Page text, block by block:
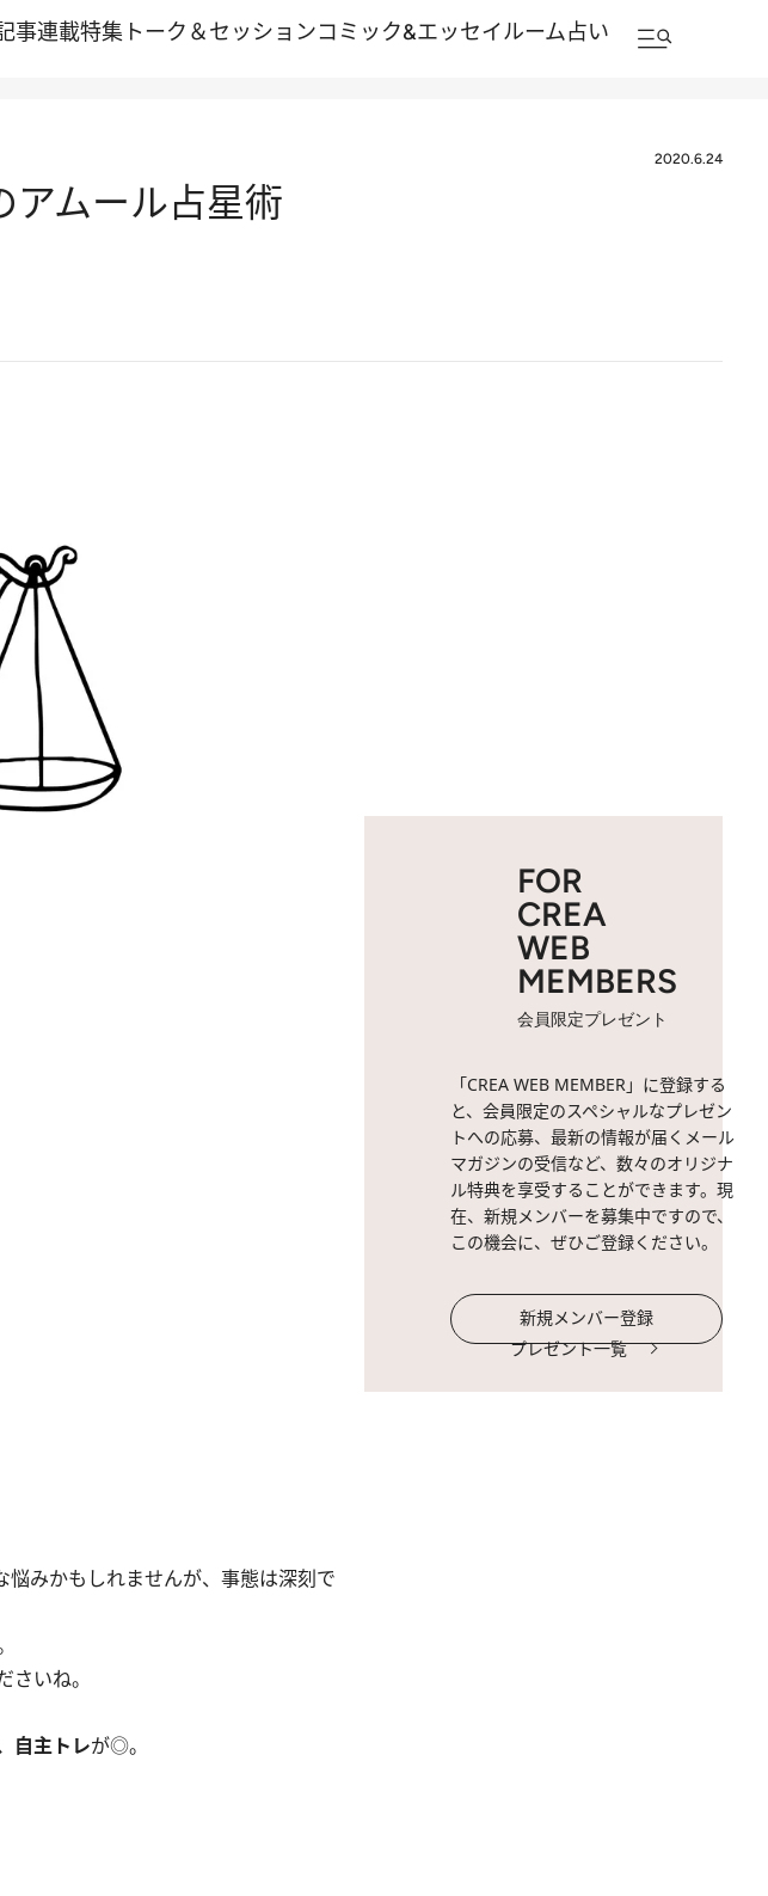
事連載特集 トーク＆セッションコミック&エッセイルーム占い
2020.6.24
アムール占星術
みかもしれませんが、事態は深刻で
いね。
自主トレが◎。
FOR
CREA
WEB
MEMBERS
会員限定プレゼント
「CREA WEB MEMBER」に登録する
と、会員限定のスペシャルなプレゼン
トへの応募、最新の情報が届くメール
マガジンの受信など、数々のオリジナ
ル特典を享受することができます。現
在、新規メンバーを募集中ですので、
この機会に、ぜひご登録ください。
新規メンバー登録
プレゼント一覧